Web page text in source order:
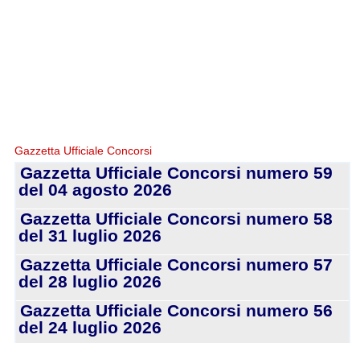
Gazzetta Ufficiale Concorsi
Gazzetta Ufficiale Concorsi numero 59
del 04 agosto 2026
Gazzetta Ufficiale Concorsi numero 58
del 31 luglio 2026
Gazzetta Ufficiale Concorsi numero 57
del 28 luglio 2026
Gazzetta Ufficiale Concorsi numero 56
del 24 luglio 2026